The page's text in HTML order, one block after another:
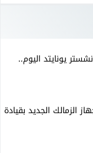
يونايتد اليوم..
الزمالك الجديد بقيادة